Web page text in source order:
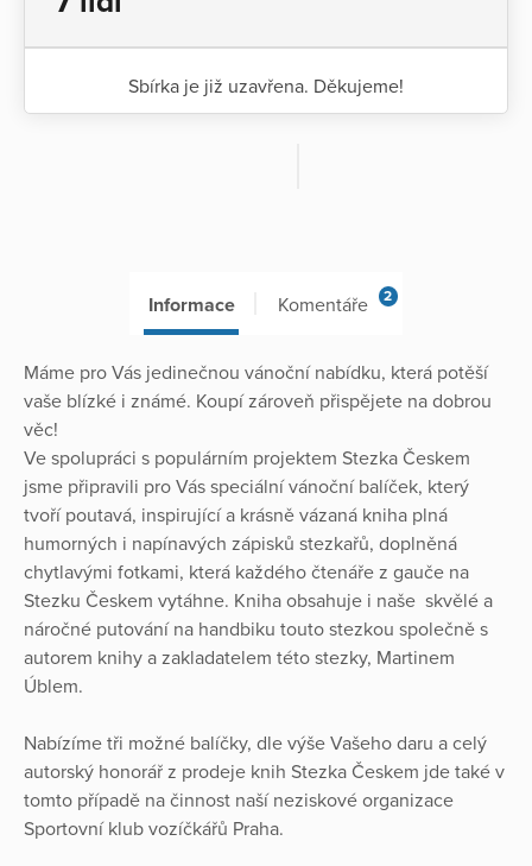
Sbírka je již uzavřena. Děkujeme!
Informace Komentáře 2
Máme pro Vás jedinečnou vánoční nabídku, která potěší
vaše blízké i známé. Koupí zároveň přispějete na dobrou
věc!
Ve spolupráci s populárním projektem Stezka Českem
jsme připravili pro Vás speciální vánoční balíček, který
tvoří poutavá, inspirující a krásně vázaná kniha plná
humorných i napínavých zápisků stezkařů, doplněná
chytlavými fotkami, která každého čtenáře z gauče na
Stezku Českem vytáhne. Kniha obsahuje i naše skvělé a
náročné putování na handbiku touto stezkou společně s
autorem knihy a zakladatelem této stezky, Martinem
Úblem.
Nabízíme tři možné balíčky, dle výše Vašeho daru a celý
autorský honorář z prodeje knih Stezka Českem jde také v
tomto případě na činnost naší neziskové organizace
Sportovní klub vozíčkářů Praha.